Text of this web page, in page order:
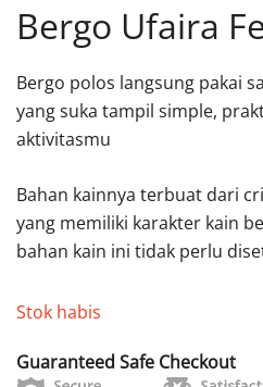
Bergo Ufaira
Bergo polos langsung pakai
yang suka tampil simple,
aktivitasmu
Bahan kainnya terbuat dari
yang memiliki karakter kain
bahan kain ini tidak perlu
Stok habis
Guaranteed Safe Checkout